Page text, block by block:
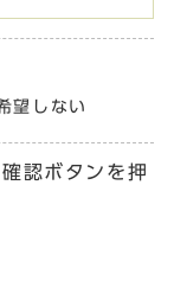
望しない
認ボタンを押